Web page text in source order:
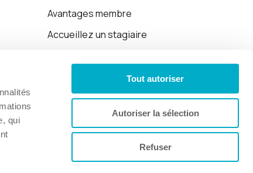
qui
Tout autoriser
Autoriser la sélection
Refuser
Avantages membre
Accueillez un stagiaire
Politique de confidentialité